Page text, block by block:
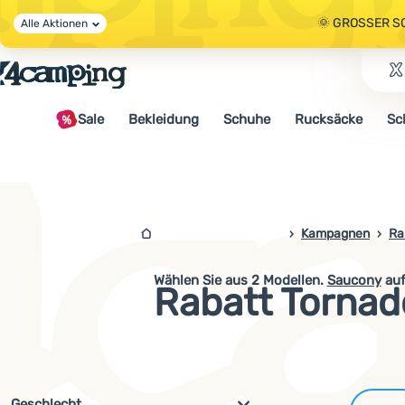
🌞 GROSSER
🤫 - 10 % AUF
🌞 GROSSER
Alle Aktionen
Sale Bekleidung Schuhe Rucksäcke
4campingshop.de
Kampagnen
Rabatt
Wählen Sie aus 2 Modellen. Sauconyauf